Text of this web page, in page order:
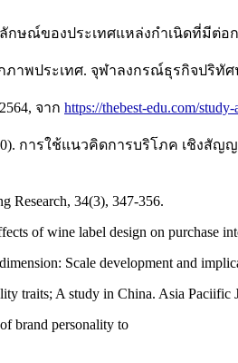
ณ์ของประเทศแหล่งกำเนิดที่มีต่อ
พประเทศ. จุฬาลงกรณ์ธุรกิจปริทัศน์,
จาก https://thebest-edu.com/
การใช้แนวคิดการบริโภค เชิง
Research, 34(3), 347-356.
of wine label design on purchase
Scale development and
traits; A study in China. Asia
brand personality to